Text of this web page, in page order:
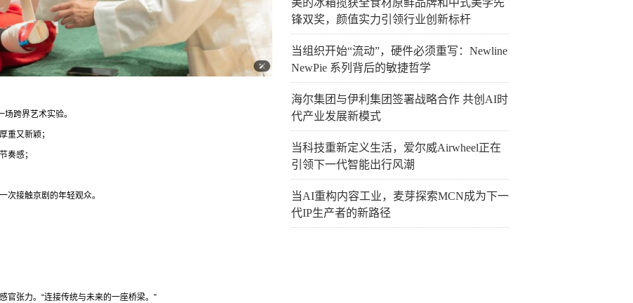
场跨界艺术实验。
重又新颖；
奏感；
次接触京剧的年轻观众。
官张力。“连接传统与未来的一座桥梁。”
美的冰箱揽获全食材原鲜品牌和中式美学先
锋双奖，颜值实力引领行业创新标杆
当组织开始“流动”，硬件必须重写：Newline
NewPie 系列背后的敏捷哲学
海尔集团与伊利集团签署战略合作 共创AI时
代产业发展新模式
当科技重新定义生活，爱尔威Airwheel正在
引领下一代智能出行风潮
当AI重构内容工业，麦芽探索MCN成为下一
代IP生产者的新路径